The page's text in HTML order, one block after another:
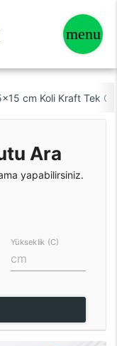
cm Koli Kraft Tek
Ara
yapabilirsiniz.
Yükseklik (C)